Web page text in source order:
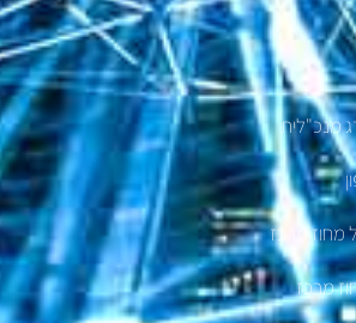
מנכ"לית
מחוז מרכז
מרכז